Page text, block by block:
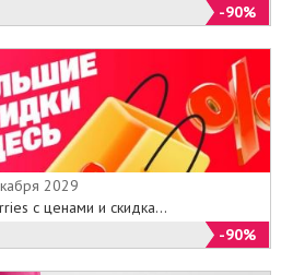
-90%
2029
с ценами и скидка...
-90%